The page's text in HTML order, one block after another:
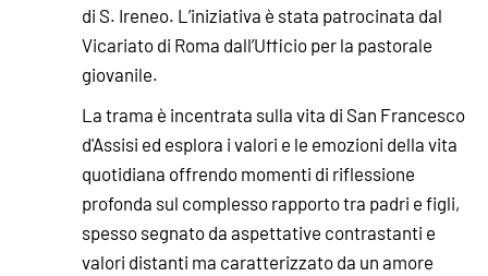
di S. Ireneo. L’iniziativa è stata patrocinata dal
Vicariato di Roma dall’Ufficio per la pastorale
giovanile.
La trama è incentrata sulla vita di San Francesco
d'Assisi ed esplora i valori e le emozioni della vita
quotidiana offrendo momenti di riflessione
profonda sul complesso rapporto tra padri e figli,
spesso segnato da aspettative contrastanti e
valori distanti ma caratterizzato da un amore